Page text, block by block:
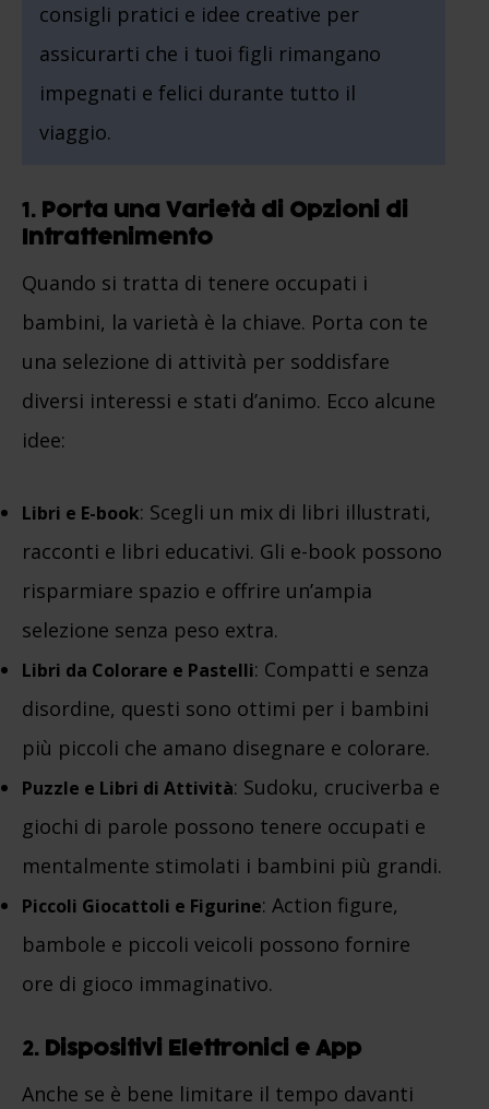
consigli pratici e idee creative per
assicurarti che i tuoi figli rimangano
impegnati e felici durante tutto il
viaggio.
1. Porta una Varietà di Opzioni di
Intrattenimento
Quando si tratta di tenere occupati i
bambini, la varietà è la chiave. Porta con te
una selezione di attività per soddisfare
diversi interessi e stati d’animo. Ecco alcune
idee:
Libri e E-book: Scegli un mix di libri illustrati,
racconti e libri educativi. Gli e-book possono
risparmiare spazio e offrire un’ampia
selezione senza peso extra.
Libri da Colorare e Pastelli: Compatti e senza
disordine, questi sono ottimi per i bambini
più piccoli che amano disegnare e colorare.
Puzzle e Libri di Attività: Sudoku, cruciverba e
giochi di parole possono tenere occupati e
mentalmente stimolati i bambini più grandi.
Piccoli Giocattoli e Figurine: Action figure,
bambole e piccoli veicoli possono fornire
ore di gioco immaginativo.
2. Dispositivi Elettronici e App
Anche se è bene limitare il tempo davanti